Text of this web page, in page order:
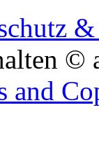
©
and